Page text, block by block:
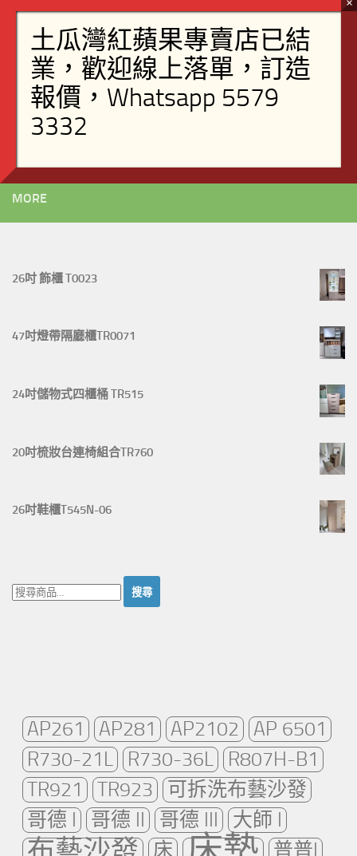
組合櫃
餐枱
餐椅
廚櫃/廁所櫃
MORE
26吋 飾櫃 T0023
47吋燈帶隔廳櫃TR0071
24吋儲物式四櫃桶 TR515
20吋梳妝台連椅組合TR760
26吋鞋櫃T545N-06
搜
尋：
AP261 AP281 AP2102
AP 6501
R730-21L
R730-36L
R807H-B1
TR921
TR923
可拆洗布藝沙發
哥德 I
哥德 II 哥德 III 大師 I
床 普普I